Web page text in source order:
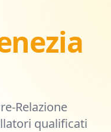
Relazione
qualificati